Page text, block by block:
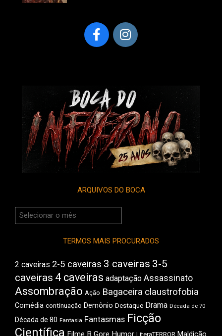
ARQUIVOS DO BOCA
Arquivos
do
TERMOS MAIS PROCURADOS
2 caveiras 2-5 caveiras 3 caveiras 3-5
caveiras 4 caveiras adaptação Assassinato
Assombração Ação Bagaceira claustrofobia
Comédia continuação Demônio Destaque Drama Década de 70
Década de 80 Fantasia Fantasmas Ficção
Científica Filme B Gore Humor LiteraTERROR Maldição